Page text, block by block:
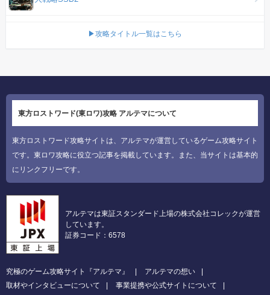
▶攻略タイトル一覧はこちら
東方ロストワード(東ロワ)攻略 アルテマについて
東方ロストワード攻略サイトは、アルテマが運営しているゲーム攻略サイト
です。東ロワ攻略に役立つ記事を掲載しています。また、当サイトは基本的
にリンクフリーです。
アルテマは東証スタンダード上場の株式会社コレックが運営
しています。
証券コード：6578
究極のゲーム攻略サイト『アルテマ』
アルテマの想い
取材やインタビューについて
事業提携や公式サイトについて